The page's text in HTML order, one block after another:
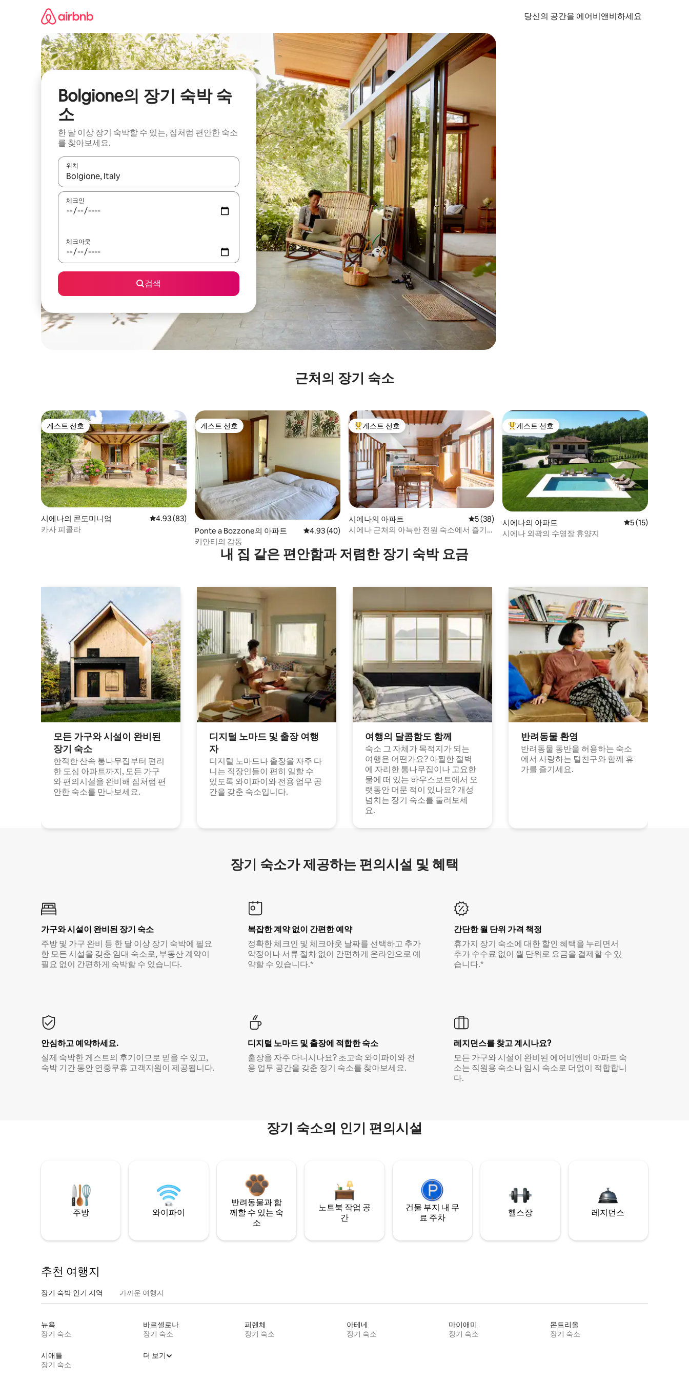
당신의 공간을 에어비앤비하세요
Bolgione의 장기 숙박 숙
소
한 달 이상 장기 숙박할 수 있는, 집처럼 편안한 숙소
를 찾아보세요.
위치
결과가 나오면 위·아래 화살표 키를 사용하거나 터치 또는 스와이프 동작으로 탐색하세요.
체크인
체크아웃
검색
근처의 장기 숙소
게스트 선호
게스트 선호
시에나의 콘도미니엄 평점 4.93점(5점 만점), 후기 83개
4.93 (83)
카사 피콜라
게스트 선호
게스트 선호
Ponte a Bozzone의 아파트 평점 4.93점(5점 만점), 후기 40개
4.93 (40)
키안티의 감동
상위 게스트 선호
게스트 선호
시에나의 아파트 평점 5점(5점 만점), 후기 38개
5 (38)
시에나 근처의 아늑한 전원 숙소에서 즐기
상위 게스트 선호
게스트 선호
시에나의 아파트 평점 5점(5점 만점
5 (15)
시에나 외곽의 수영장 휴양지
내 집 같은 편안함과 저렴한 장기 숙박 요금
모든 가구와 시설이 완비된
장기 숙소
한적한 산속 통나무집부터 편리
한 도심 아파트까지, 모든 가구
와 편의시설을 완비해 집처럼 편
안한 숙소를 만나보세요.
디지털 노마드 및 출장 여행
자
디지털 노마드나 출장을 자주 다
니는 직장인들이 편히 일할 수
있도록 와이파이와 전용 업무 공
간을 갖춘 숙소입니다.
여행의 달콤함도 함께
숙소 그 자체가 목적지가 되는
여행은 어떤가요? 아찔한 절벽
에 자리한 통나무집이나 고요한
물에 떠 있는 하우스보트에서 오
랫동안 머문 적이 있나요? 개성
넘치는 장기 숙소를 둘러보세
요.
반려동물 환영
반려동물 동반을 허용하는 숙소
에서 사랑하는 털친구와 함께 휴
가를 즐기세요.
장기 숙소가 제공하는 편의시설 및 혜택
가구와 시설이 완비된 장기 숙소
주방 및 가구 완비 등 한 달 이상 장기 숙박에 필요
한 모든 시설을 갖춘 임대 숙소로, 부동산 계약이
필요 없이 간편하게 숙박할 수 있습니다.
복잡한 계약 없이 간편한 예약
정확한 체크인 및 체크아웃 날짜를 선택하고 추가
약정이나 서류 절차 없이 간편하게 온라인으로 예
약할 수 있습니다.*
간단한 월 단위 가격 책정
휴가지 장기 숙소에 대한 할인 혜택을 누리면서
추가 수수료 없이 월 단위로 요금을 결제할 수 있
습니다.*
안심하고 예약하세요.
실제 숙박한 게스트의 후기이므로 믿을 수 있고,
숙박 기간 동안 연중무휴 고객지원이 제공됩니다.
디지털 노마드 및 출장에 적합한 숙소
출장을 자주 다니시나요? 초고속 와이파이와 전
용 업무 공간을 갖춘 장기 숙소를 찾아보세요.
레지던스를 찾고 계시나요?
모든 가구와 시설이 완비된 에어비앤비 아파트 숙
소는 직원용 숙소나 임시 숙소로 더없이 적합합니
다.
장기 숙소의 인기 편의시설
주방 와이파이
반려동물과 함
께할 수 있는 숙
소
노트북 작업 공
간
건물 부지 내 무
료 주차
헬스장 레지던스
추천 여행지
장기 숙박 인기 지역 가까운 여행지
뉴욕
장기 숙소
바르셀로나
장기 숙소
피렌체
장기 숙소
아테네
장기 숙소
마이애미
장기 숙소
몬트리올
장기 숙소
시애틀
장기 숙소
더 보기